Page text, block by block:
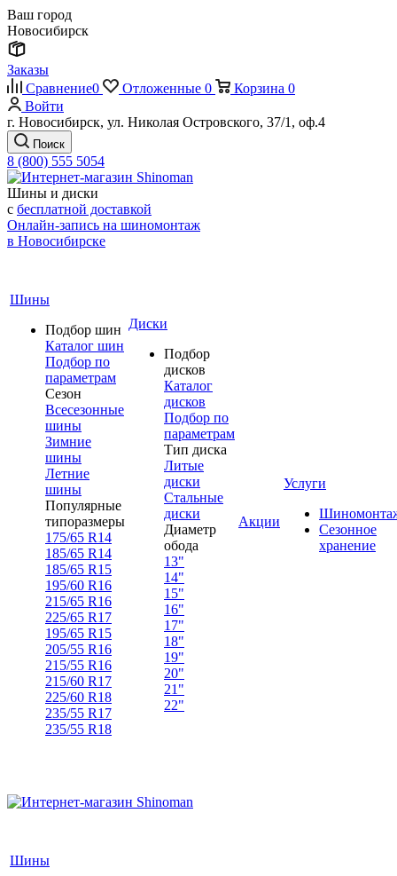
Ваш город
Новосибирск
Заказы
Сравнение0 Отложенные 0 Корзина 0
Войти
г. Новосибирск, ул. Николая Островского, 37/1, оф.4
Поиск
8 (800) 555 5054
Шины и диски
с бесплатной доставкой
Онлайн-запись на шиномонтаж
в Новосибирске
Шины
Подбор шин
Каталог шин
Подбор по
параметрам
Сезон
Всесезонные
шины
Зимние
шины
Летние
шины
Популярные
типоразмеры
175/65 R14
185/65 R14
185/65 R15
195/60 R16
215/65 R16
225/65 R17
195/65 R15
205/55 R16
215/55 R16
215/60 R17
225/60 R18
235/55 R17
235/55 R18
Диски
Подбор
дисков
Каталог
дисков
Подбор по
параметрам
Тип диска
Литые
диски
Стальные
диски
Диаметр
обода
13"
14"
15"
16"
17"
18"
19"
20"
21"
22"
Акции
Услуги
Сезонное
хранение
Шины